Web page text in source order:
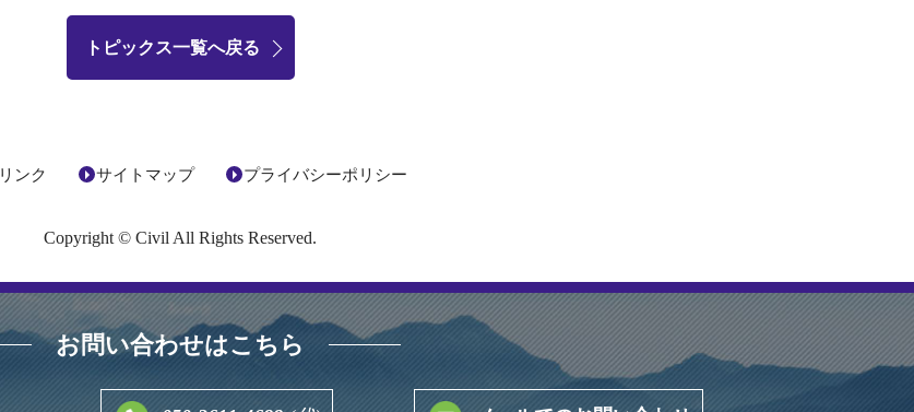
トピックス一覧へ戻る
お問い合わせはこちら
リンク サイトマップ プライバシーポリシー
Copyright © Civil All Rights Reserved.